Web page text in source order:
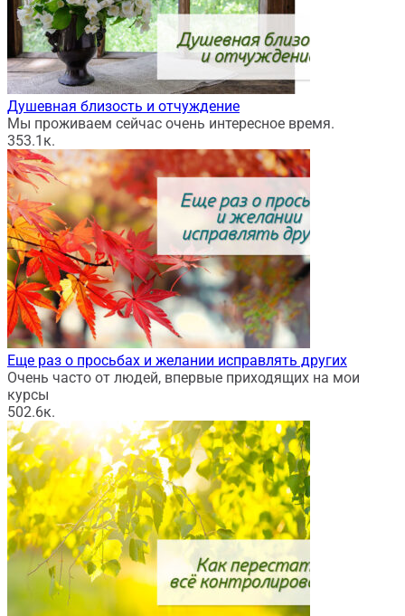
Душевная близость и отчуждение
Мы проживаем сейчас очень интересное время.
353.1к.
Еще раз о просьбах и желании исправлять других
Очень часто от людей, впервые приходящих на мои
курсы
502.6к.